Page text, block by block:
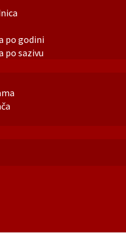
po godini
po sazivu